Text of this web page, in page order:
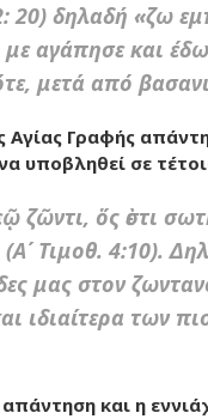
20) δηλαδή «ζω
αγάπησε και
μετά από
Αγίας Γραφής
υποβληθεί σε
ζῶντι, ὅς ἐστι
Τιμοθ. 4:10).
μας στον
ιδιαίτερα των
και η